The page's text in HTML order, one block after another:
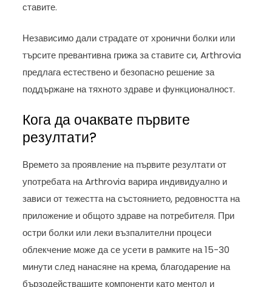
ставите.
Независимо дали страдате от хронични болки или
търсите превантивна грижа за ставите си, Arthrovia
предлага естествено и безопасно решение за
поддържане на тяхното здраве и функционалност.
Кога да очаквате първите
резултати?
Времето за проявление на първите резултати от
употребата на Arthrovia варира индивидуално и
зависи от тежестта на състоянието, редовността на
приложение и общото здраве на потребителя. При
остри болки или леки възпалителни процеси
облекчение може да се усети в рамките на 15-30
минути след нанасяне на крема, благодарение на
бързодействащите компоненти като ментол и